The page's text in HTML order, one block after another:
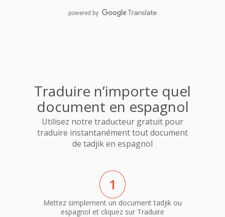
powered by
Traduire n’importe quel
document en espagnol
Utilisez notre traducteur gratuit pour
traduire instantanément tout document
de tadjik en espagnol
1
Mettez simplement un document tadjik ou
espagnol et cliquez sur Traduire